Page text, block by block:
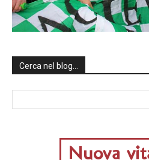
Cerca nel blog…